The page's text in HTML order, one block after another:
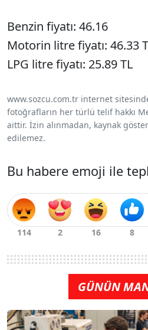
Benzin fiyatı: 46.16
Motorin litre fiyatı: 46.33
LPG litre fiyatı: 25.89 TL
www.sozcu.com.tr internet
fotoğrafların her türlü telif hakkı
aittir. İzin alınmadan, kaynak
edilemez.
Bu habere emoji ile
GÜNÜN